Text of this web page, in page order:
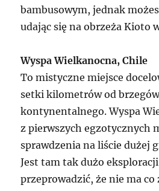
bambusowym, jednak
udając się na obrzeża Kioto
Wyspa Wielkanocna, Chile
To mistyczne miejsce
setki kilometrów od
kontynentalnego. Wyspa
z pierwszych egzotycznych
sprawdzenia na liście dużej
Jest tam tak dużo
przeprowadzić, że nie ma co